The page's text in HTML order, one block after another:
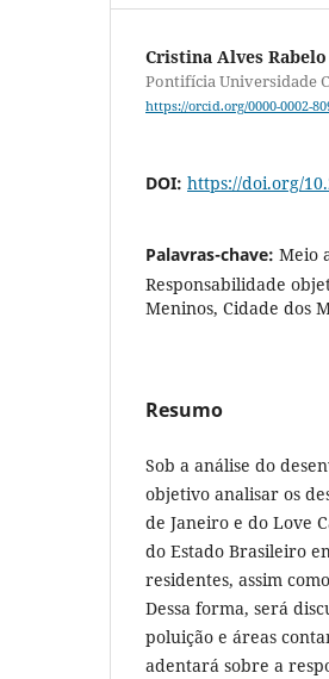
Cristina Alves Rabelo
Pontifícia Universidade
https://orcid.org/0000-0002-
DOI: https://doi.org/
Palavras-chave: Meio
Responsabilidade
Meninos, Cidade dos
Resumo
Sob a análise do
objetivo analisar os
de Janeiro e do Love
do Estado Brasileiro
residentes, assim
Dessa forma, será
poluição e áreas
adentará sobre a